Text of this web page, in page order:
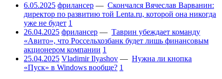
6.05.2025 фрилансер — Скончался Вячеслав Варванин:
директор по развитию той Lenta.ru, которой она никогда
уже не будет 1
26.04.2025 фрилансер — Таврин убеждает команду
«Авито», что Россельхозбанк будет лишь финансовым
акционером компании 1
25.04.2025 Vladimir Ilyashov — Нужна ли кнопка
«Пуск» в Windows вообще? 1